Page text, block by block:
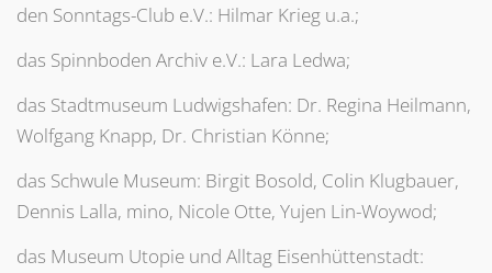
den Sonntags-Club e.V.: Hilmar Krieg u.a.;
das Spinnboden Archiv e.V.: Lara Ledwa;
das Stadtmuseum Ludwigshafen: Dr. Regina Heilmann,
Wolfgang Knapp, Dr. Christian Könne;
das Schwule Museum: Birgit Bosold, Colin Klugbauer,
Dennis Lalla, mino, Nicole Otte, Yujen Lin-Woywod;
das Museum Utopie und Alltag Eisenhüttenstadt: